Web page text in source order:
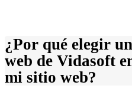
¿Por qué elegir
web de Vidasoft
mi sitio web?